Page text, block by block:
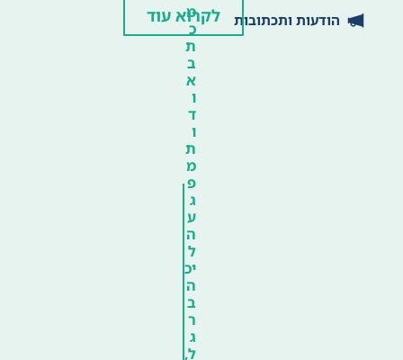
הודעות ותכתובות
מ
כ
ת
ב
א
ו
ד
ו
ת
מ
פ
ג
ע
ה
ל
יכ
ה
ב
ר
ג
ל,
לקרוא עוד